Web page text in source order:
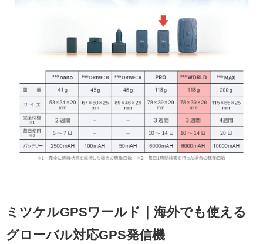
ミツケルGPSワールド｜海外でも使える
グローバル対応GPS発信機